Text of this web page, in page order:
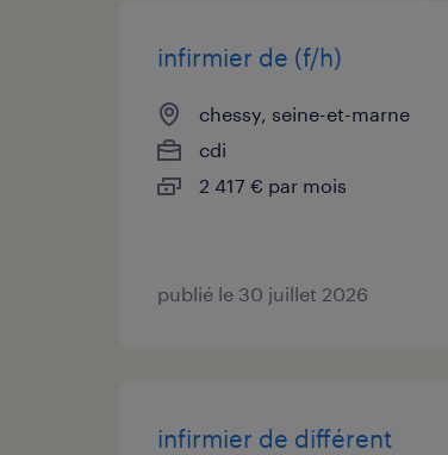
infirmier de (f/h)
chessy, seine-et-marne
cdi
2 417 € par mois
publié le 30 juillet 2026
infirmier de différent